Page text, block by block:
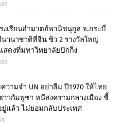
งเรียนอำมาตย์พานิชนุกูล จ.กระบี่
านาชาติที่จีน ซิว 2 รางวัลใหญ่
ดงที่มหาวิทยาลัยปักกิ่ง
วามจำ UN อย่าลืม ปี1970 ให้ไทย
วกัมพูชา หนีสงครามกลางเมือง ชี้
ยู่แล้ว ไม่ยอมกลับประเทศ